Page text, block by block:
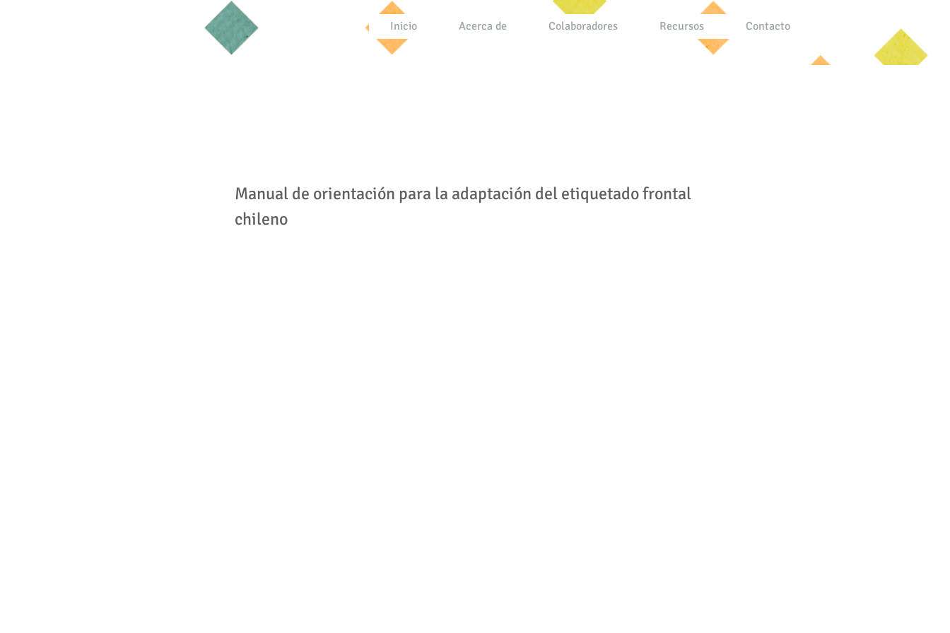
Inicio Acerca de Colaboradores Recursos Contacto
Manual de orientación para la adaptación del etiquetado frontal
chileno